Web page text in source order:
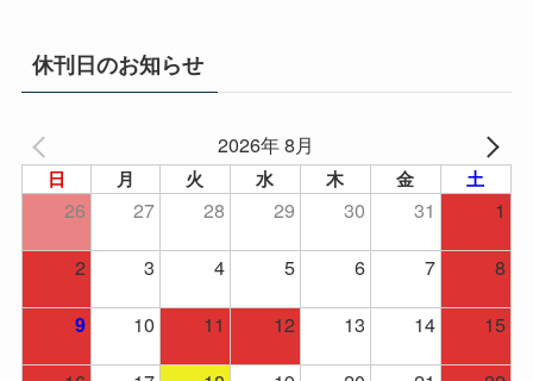
イ
ブ
休刊日のお知らせ
2026年 8月
日 月 火 水 木 金 土
26 27 28 29 30 31
1
2
3 4 5 6 7 8
9 10 11 12 13 14
15